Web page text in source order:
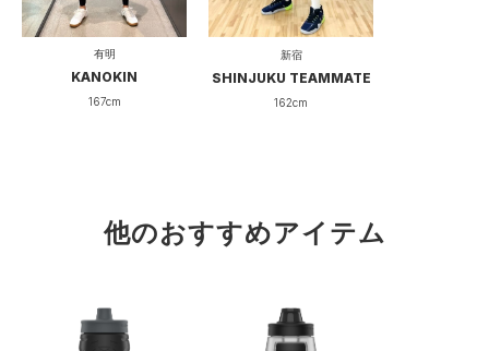
有明
KANOKIN
167cm
新宿
SHINJUKU TEAMMATE
162cm
他のおすすめアイテム